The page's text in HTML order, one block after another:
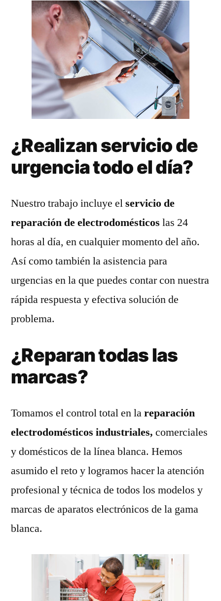
¿Realizan servicio de
urgencia todo el día?
Nuestro trabajo incluye elservicio de
reparación de electrodomésticos las 24
horas al día, en cualquier momento del año.
Así como también la asistencia para
urgencias en la que puedes contar con nuestra
rápida respuesta y efectiva solución de
problema.
¿Reparan todas las
marcas?
Tomamos el control total en lareparación
electrodomésticos industriales, comerciales
y domésticos de la línea blanca. Hemos
asumido el reto y logramos hacer la atención
profesional y técnica de todos los modelos y
marcas de aparatos electrónicos de la gama
blanca.